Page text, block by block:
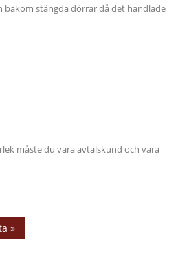
stängda dörrar då det handlade
måste du vara avtalskund och vara
»